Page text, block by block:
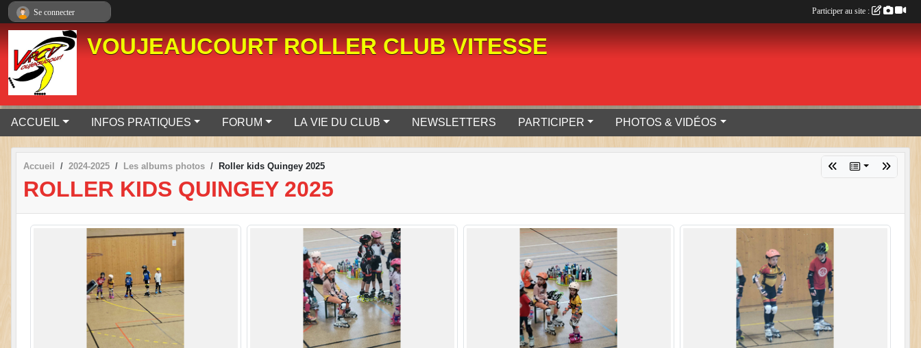
VOUJEAUCOURT ROLLER CLUB VITESSE
ACCUEIL INFOS PRATIQUES FORUM LA VIE DU CLUB NEWSLETTERS PARTICIPER PHOTOS & VIDÉOS
Accueil 2024-2025 Les albums photos Roller kids Quingey 2025
ROLLER KIDS QUINGEY 2025
Se connecter Participer au site :
Panneau de gestion des cookies